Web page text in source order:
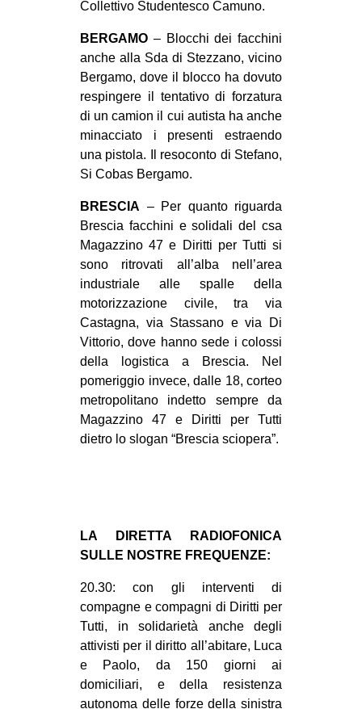
Collettivo Studentesco Camuno.
BERGAMO – Blocchi dei facchini
anche alla Sda di Stezzano, vicino
Bergamo, dove il blocco ha dovuto
respingere il tentativo di forzatura
di un camion il cui autista ha anche
minacciato i presenti estraendo
una pistola. Il resoconto di Stefano,
Si Cobas Bergamo.
BRESCIA – Per quanto riguarda
Brescia facchini e solidali del csa
Magazzino 47 e Diritti per Tutti si
sono ritrovati all’alba nell’area
industriale alle spalle della
motorizzazione civile, tra via
Castagna, via Stassano e via Di
Vittorio, dove hanno sede i colossi
della logistica a Brescia. Nel
pomeriggio invece, dalle 18, corteo
metropolitano indetto sempre da
Magazzino 47 e Diritti per Tutti
dietro lo slogan “Brescia sciopera”.
LA DIRETTA RADIOFONICA
SULLE NOSTRE FREQUENZE:
20.30: con gli interventi di
compagne e compagni di Diritti per
Tutti, in solidarietà anche degli
attivisti per il diritto all’abitare, Luca
e Paolo, da 150 giorni ai
domiciliari, e della resistenza
autonoma delle forze della sinistra